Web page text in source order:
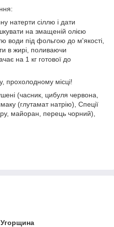
натерти сіллю і дати
на змащеній олією
води під фольгою до м'якості,
в жирі, поливаючи
на 1 кг готової до
прохолодному місці!
(часник, цибуля червона,
(глутамат натрію), Спеції
майоран, перець чорний),
Угорщина